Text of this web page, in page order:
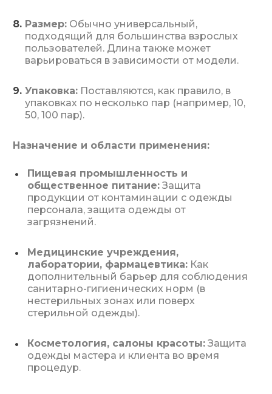
Размер: Обычно универсальный,
подходящий для большинства взрослых
пользователей. Длина также может
варьироваться в зависимости от модели.
Упаковка: Поставляются, как правило, в
упаковках по несколько пар (например, 10,
50, 100 пар).
Назначение и области применения:
Пищевая промышленность и
общественное питание: Защита
продукции от контаминации с одежды
персонала, защита одежды от
загрязнений.
Медицинские учреждения,
лаборатории, фармацевтика: Как
дополнительный барьер для соблюдения
санитарно-гигиенических норм (в
нестерильных зонах или поверх
стерильной одежды).
Косметология, салоны красоты: Защита
одежды мастера и клиента во время
процедур.